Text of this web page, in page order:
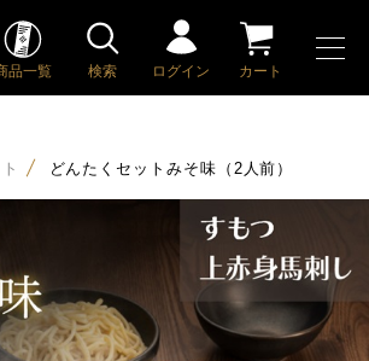
品一覧 検索 ログイン カート
どんたくセットみそ味（2人前）